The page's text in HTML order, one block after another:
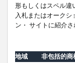
形もしくはスペル違
入札またはオーク
ン・ サイトに紹介さ
地域
非包括的商